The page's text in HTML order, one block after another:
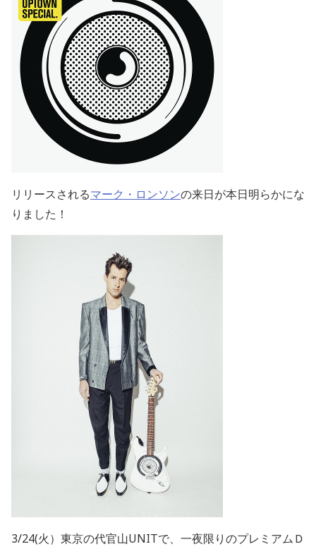
リリースされるマーク・ロンソンの来日が本日明らかにな
りました！
3/24(火）東京の代官山UNITで、一夜限りのプレミアムＤ